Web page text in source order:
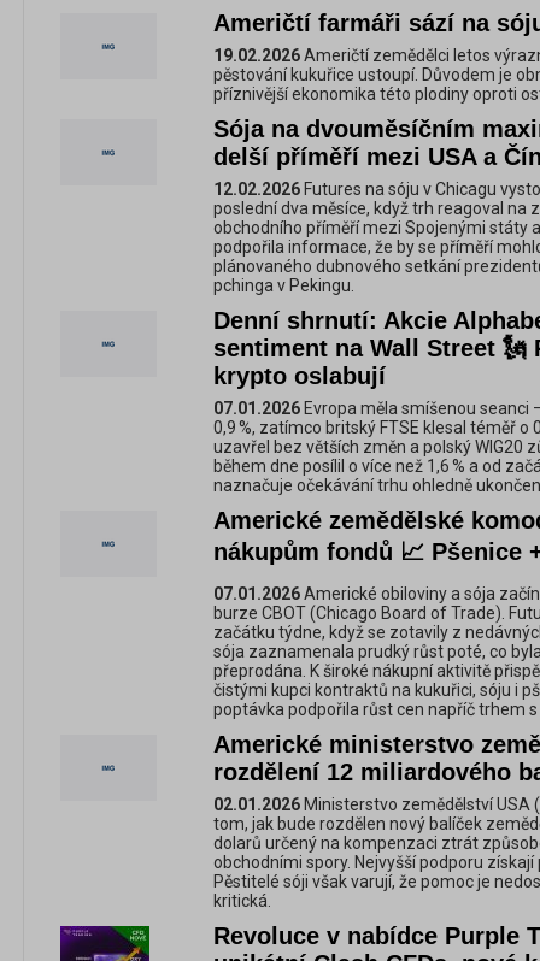
Američtí farmáři sází na
19.02.2026Američtí zemědělci letos
pěstování kukuřice ustoupí. Důvodem je
příznivější ekonomika této plodiny oproti
Sója na dvouměsíčním
delší příměří mezi USA a
12.02.2026 Futures na sóju v Chicagu
poslední dva měsíce, když trh reagoval na
obchodního příměří mezi Spojenými státy
podpořila informace, že by se příměří
plánovaného dubnového setkání
pchinga v Pekingu.
Denní shrnutí: Akcie
sentiment na Wall Street 🗽
krypto oslabují
07.01.2026 Evropa měla smíšenou seanci
0,9 %, zatímco britský FTSE klesal téměř o
uzavřel bez větších změn a polský WIG20
během dne posílil o více než 1,6 % a od
naznačuje očekávání trhu ohledně
Americké zemědělské
nákupům fondů 📈 Pšenice
07.01.2026Americké obiloviny a sója
burze CBOT (Chicago Board of Trade).
začátku týdne, když se zotavily z
sója zaznamenala prudký růst poté, co
přeprodána. K široké nákupní aktivitě
čistými kupci kontraktů na kukuřici, sóju i
poptávka podpořila růst cen napříč trhem
Americké ministerstvo
rozdělení 12 miliardového
02.01.2026 Ministerstvo zemědělství USA
tom, jak bude rozdělen nový balíček
dolarů určený na kompenzaci ztrát
obchodními spory. Nejvyšší podporu
Pěstitelé sóji však varují, že pomoc je
kritická.
Revoluce v nabídce Purple